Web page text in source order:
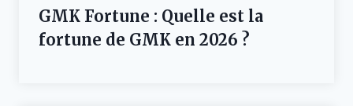
GMK Fortune : Quelle est la
fortune de GMK en 2026 ?